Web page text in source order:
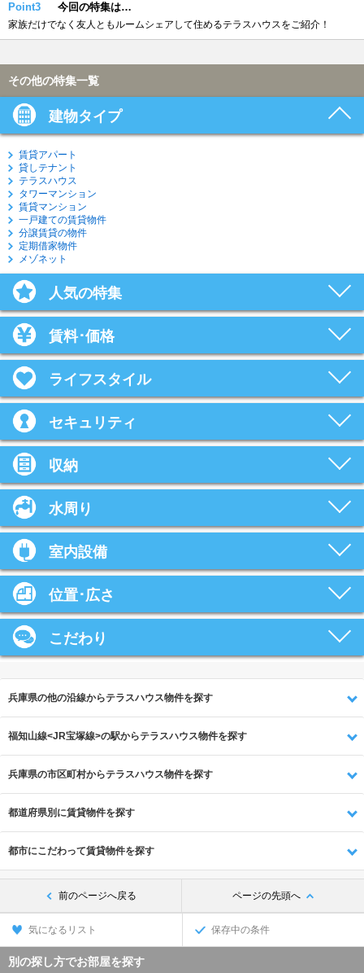
Point3 今回の特集は…
家族だけでなく友人ともルームシェアして住めるテラスハウスをご紹介！
その他の特集一覧
建物タイプ
賃貸アパート
貸しテナント
テラスハウス
タワーマンション
賃貸マンション
一戸建ての賃貸物件
分譲賃貸の物件
定期借家物件
メゾネット
人気の特集
賃料･価格
ライフスタイル
セキュリティ
収納
水周り
室内設備
位置･広さ
こだわり
兵庫県の他の沿線からテラスハウス物件を探す
福知山線<JR宝塚線>の駅からテラスハウス物件を探す
兵庫県の市区町村からテラスハウス物件を探す
都道府県別に賃貸物件を探す
都市にこだわって賃貸物件を探す
前のページへ戻る ページの先頭へ
気になるリスト 保存中の条件
別の探し方でお部屋を探す